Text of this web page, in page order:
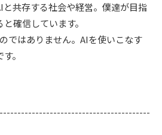
共存する社会や経営。僕達が目指
確信しています。
ではありません。AIを使いこなす
。